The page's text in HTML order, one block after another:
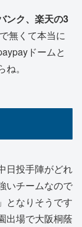
ンク、楽天の3
無くて本当に
ドームと
。
日投手陣がどれ
いチームなので
となりそうです
出場で大阪桐蔭